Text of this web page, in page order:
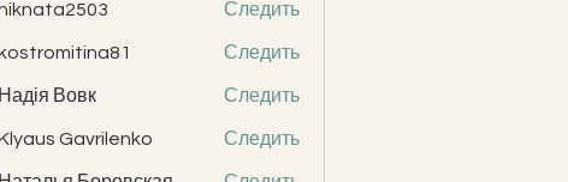
Следить
Следить
Вовк Следить
Gavrilenko
Gavrilenko Следить